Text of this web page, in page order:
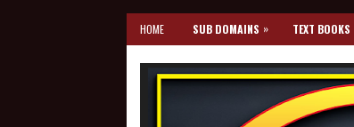
HOME SUB DOMAINS » TEXT BOOKS